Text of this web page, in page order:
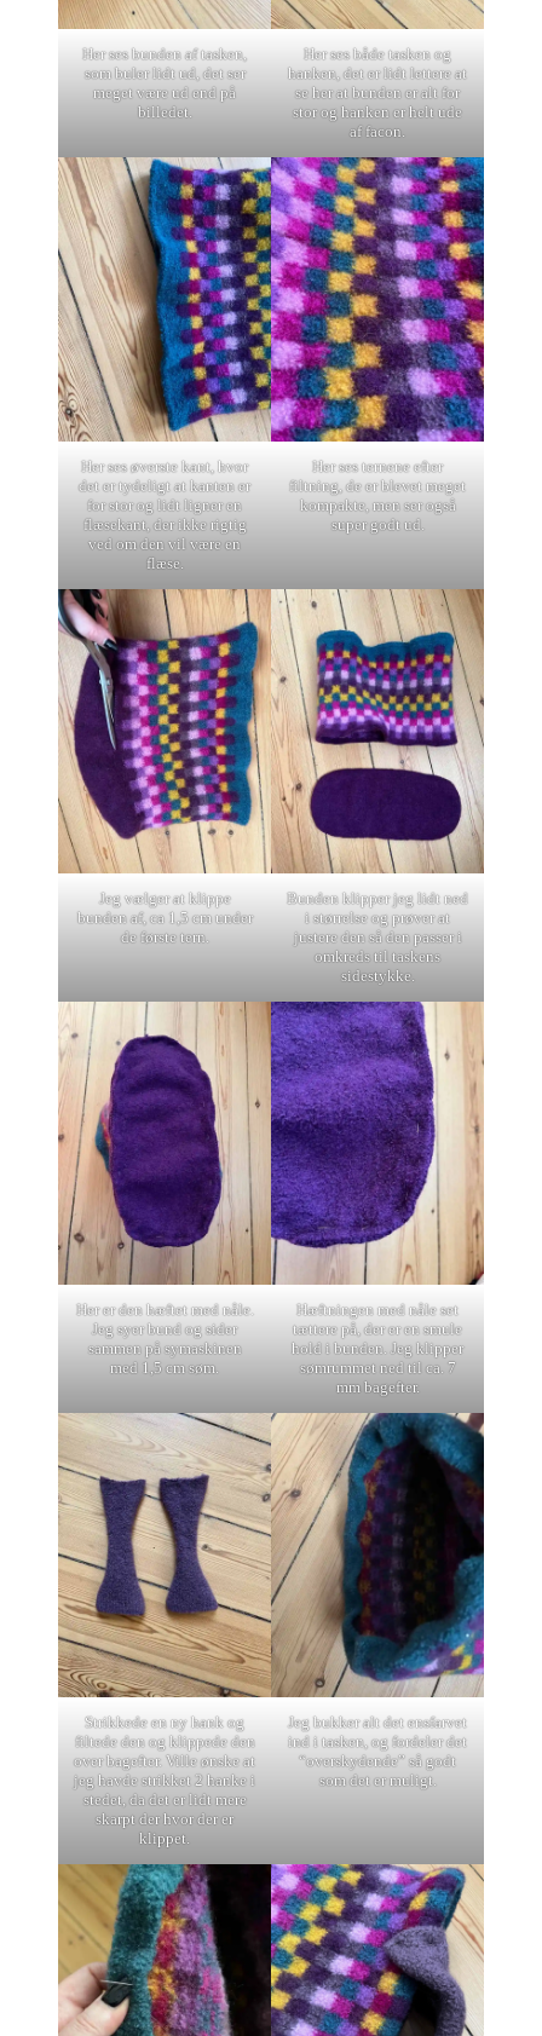
Her ses bunden af tasken,
som buler lidt ud, det ser
meget være ud end på
billedet.
Her ses både tasken og
hanken, det er lidt lettere at
se her at bunden er alt for
stor og hanken er helt ude
af facon.
Her ses øverste kant, hvor
det er tydeligt at kanten er
for stor og lidt ligner en
flæsekant, der ikke rigtig
ved om den vil være en
flæse.
Her ses ternene efter
filtning, de er blevet meget
kompakte, men ser også
super godt ud.
Jeg vælger at klippe
bunden af, ca 1,5 cm under
de første tern.
Bunden klipper jeg lidt ned
i størrelse og prøver at
justere den så den passer i
omkreds til taskens
sidestykke.
Her er den hæftet med nåle.
Jeg syer bund og sider
sammen på symaskinen
med 1,5 cm søm.
Hæftningen med nåle set
tættere på, der er en smule
hold i bunden. Jeg klipper
sømrummet ned til ca. 7
mm bagefter.
Strikkede en ny hank og
filtede den og klippede den
over bagefter. Ville ønske at
jeg havde strikket 2 hanke i
stedet, da det er lidt mere
skarpt der hvor der er
klippet.
Jeg bukker alt det ensfarvet
ind i tasken, og fordeler det
“overskydende” så godt
som det er muligt.